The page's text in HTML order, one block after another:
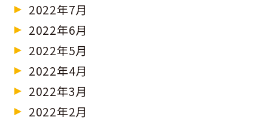
2022年7月
2022年6月
2022年5月
2022年4月
2022年3月
2022年2月